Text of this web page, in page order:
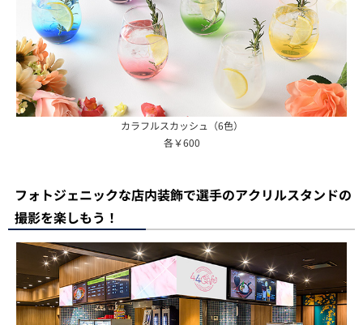
カラフルスカッシュ（6色）
各￥600
フォトジェニックな店内装飾で選手のアクリルスタンドの
撮影を楽しもう！